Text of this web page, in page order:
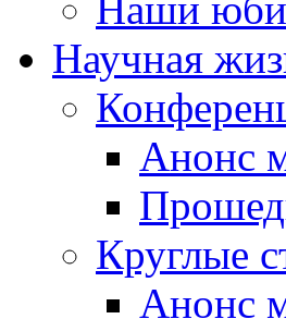
Научная
Анонс
Круглые
Анонс